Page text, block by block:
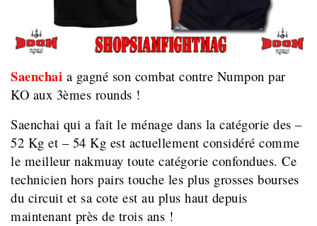
Saenchai a gagné son combat contre Numpon par
KO aux 3èmes rounds !
Saenchai qui a fait le ménage dans la catégorie des –
52 Kg et – 54 Kg est actuellement considéré comme
le meilleur nakmuay toute catégorie confondues. Ce
technicien hors pairs touche les plus grosses bourses
du circuit et sa cote est au plus haut depuis
maintenant près de trois ans !